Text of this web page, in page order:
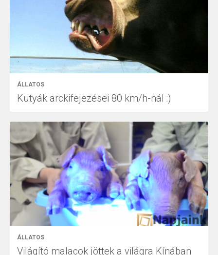
ÁLLATOS
Kutyák arckifejezései 80 km/h-nál :)
ÁLLATOS
Világító malacok jöttek a világra Kínában